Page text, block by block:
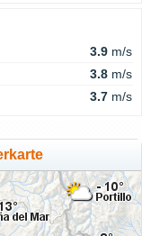
3.9 m/s
3.8 m/s
3.7 m/s